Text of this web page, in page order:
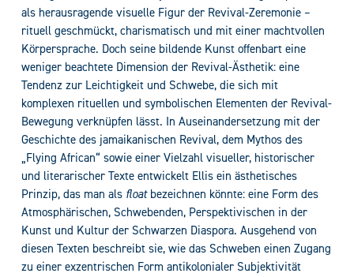
als herausragende visuelle Figur der Revival-Zeremonie –
rituell geschmückt, charismatisch und mit einer machtvollen
Körpersprache. Doch seine bildende Kunst offenbart eine
weniger beachtete Dimension der Revival-Ästhetik: eine
Tendenz zur Leichtigkeit und Schwebe, die sich mit
komplexen rituellen und symbolischen Elementen der Revival-
Bewegung verknüpfen lässt. In Auseinandersetzung mit der
Geschichte des jamaikanischen Revival, dem Mythos des
„Flying African“ sowie einer Vielzahl visueller, historischer
und literarischer Texte entwickelt Ellis ein ästhetisches
Prinzip, das man als floatbezeichnen könnte: eine Form des
Atmosphärischen, Schwebenden, Perspektivischen in der
Kunst und Kultur der Schwarzen Diaspora. Ausgehend von
diesen Texten beschreibt sie, wie das Schweben einen Zugang
zu einer exzentrischen Form antikolonialer Subjektivität